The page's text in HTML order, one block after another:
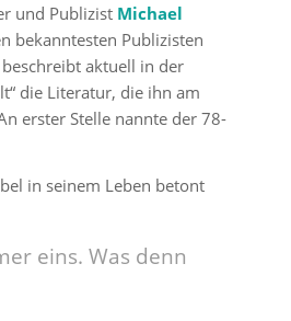
und Publizist Michael
bekanntesten Publizisten
aktuell in der
die Literatur, die ihn am
erster Stelle nannte der 78-
in seinem Leben betont
eins. Was denn